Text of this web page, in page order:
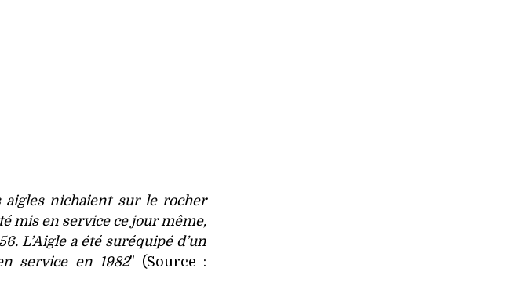
aigles nichaient sur le rocher
mis en service ce jour même,
L’Aigle a été suréquipé d’un
service en 1982" (Source :